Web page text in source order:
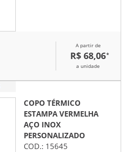
A partir de
R$ 68,06*
a unidade
COPO TÉRMICO
ESTAMPA VERMELHA
AÇO INOX
PERSONALIZADO
COD.: 15645